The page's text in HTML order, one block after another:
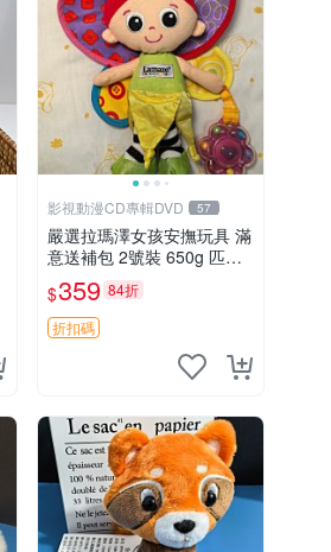
影視動漫CD專輯DVD 57
嚴選拉瑪澤女孩安撫玩具 滿
意送補包 2號裝 650g 匹配
嬰幼童舒壓好伴侶 女孩專用
安心選擇 安撫玩偶 衝包 玩
具
$359 84折
折扣碼